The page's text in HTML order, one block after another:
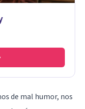
de mal humor, nos